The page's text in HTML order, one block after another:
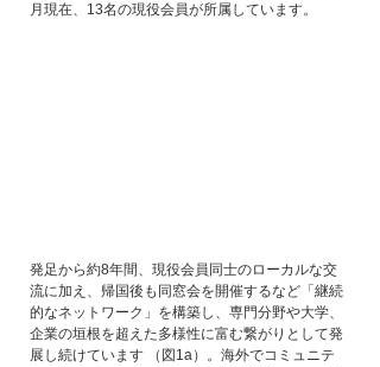
月現在、13名の現役会員が所属しています。
発足から約8年間、現役会員同士のローカルな交
流に加え、帰国後も同窓会を開催するなど「継続
的なネットワーク」を構築し、専門分野や大学、
企業の垣根を超えた多様性に富む繋がりとして発
展し続けています （図1a）。海外でコミュニテ